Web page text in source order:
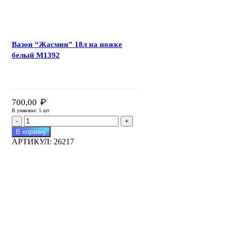
Вазон “Жасмин” 18л на ножке
белый М1392
700,00 ₽
В упаковке: 5 шт
Количество
товара
Вазон
"Жасмин"
В корзину
АРТИКУЛ: 26217